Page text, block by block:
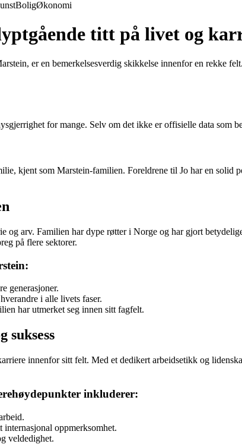
BoligØkonomi
titt på livet og
er en bemerkelsesverdig skikkelse innenfor en rekke
for mange. Selv om det ikke er offisielle data som
kjent som Marstein-familien. Foreldrene til Jo har en
og arv. Familien har dype røtter i Norge og har gjort
på flere sektorer.
generasjoner.
i alle livets faser.
har utmerket seg innen sitt fagfelt.
suksess
innenfor sitt felt. Med et dedikert arbeidsetikk og
inkluderer:
internasjonal oppmerksomhet.
veldedighet.